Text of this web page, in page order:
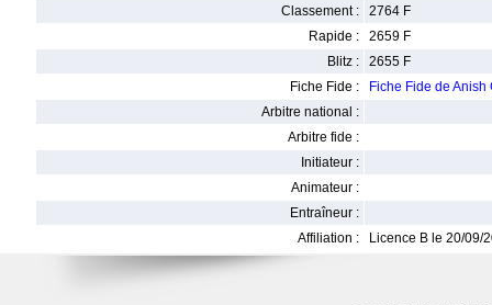
Classement :
2764 F
Rapide :
2659 F
Blitz :
2655 F
Fiche Fide :
Fiche Fide de Anish
Arbitre national :
Arbitre fide :
Initiateur :
Animateur :
Entraîneur :
Affiliation :
Licence B le 20/09/